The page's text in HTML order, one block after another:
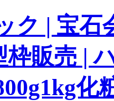
ク | 宝石
枠販売 |